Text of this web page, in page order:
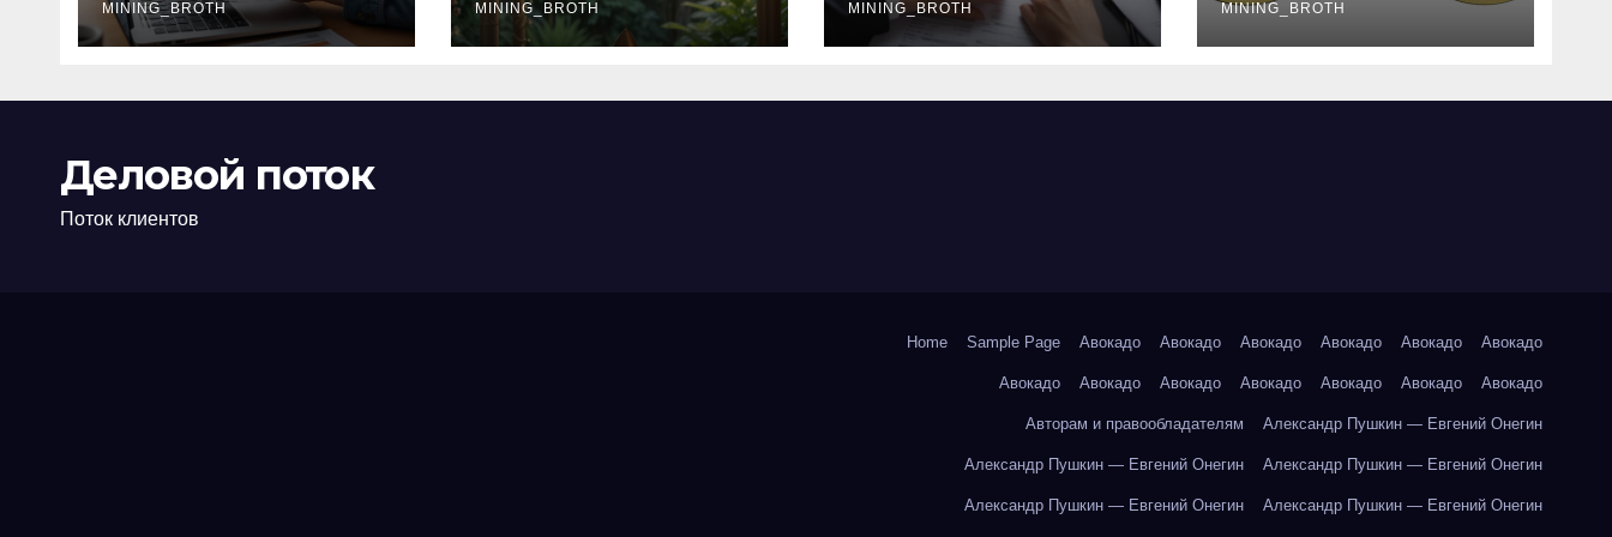
офис: порядок,
требования и
MINING_BROTH
колокольчиков
MINING_BROTH
ставки и
требования к
MINING_BROTH
руководство
MINING_BROTH
Деловой поток
Поток клиентов
Home Sample Page Авокадо Авокадо Авокадо Авокадо Авокадо Авокадо
Авокадо Авокадо Авокадо Авокадо Авокадо Авокадо Авокадо
Авторам и правообладателям Александр Пушкин — Евгений Онегин
Александр Пушкин — Евгений Онегин Александр Пушкин — Евгений Онегин
Александр Пушкин — Евгений Онегин Александр Пушкин — Евгений Онегин